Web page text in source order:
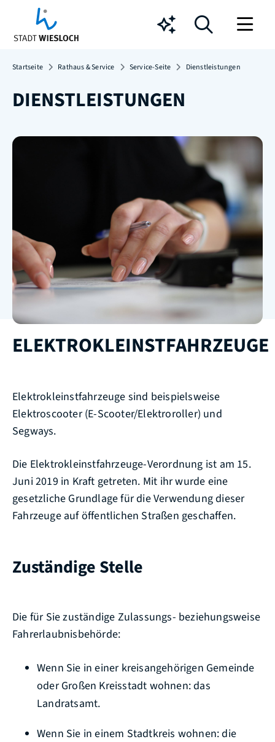
Chatbot
Startseite Rathaus & Service Service-Seite Dienstleistungen
DIENSTLEISTUNGEN
ELEKTROKLEINSTFAHRZEUGE
Elektrokleinstfahrzeuge sind beispielsweise
Elektroscooter (E-Scooter/Elektroroller) und
Segways.
Die Elektrokleinstfahrzeuge-Verordnung ist am 15.
Juni 2019 in Kraft getreten. Mit ihr wurde eine
gesetzliche Grundlage für die Verwendung dieser
Fahrzeuge auf öffentlichen Straßen geschaffen.
Zuständige Stelle
Die für Sie zuständige Zulassungs- beziehungsweise
Fahrerlaubnisbehörde:
Wenn Sie in einer kreisangehörigen Gemeinde
oder Großen Kreisstadt wohnen: das
Landratsamt.
Wenn Sie in einem Stadtkreis wohnen: die